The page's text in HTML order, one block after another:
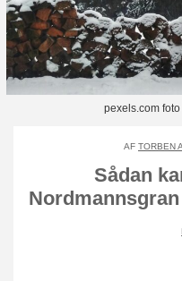
pexels.com
AF TORBEN
Sådan